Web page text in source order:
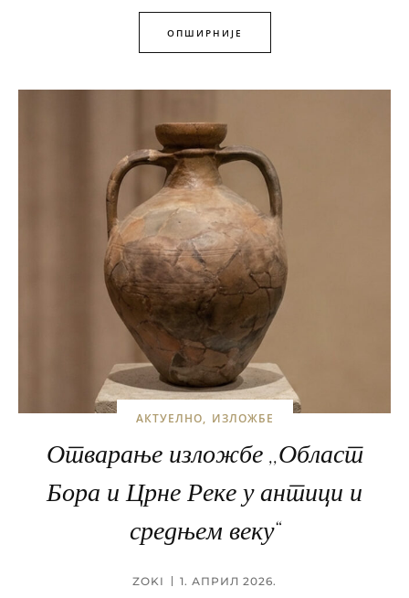
ОПШИРНИЈЕ
АКТУЕЛНО ИЗЛОЖБЕ
Отварање изложбе ,,Област
Бора и Црне Реке у антици и
средњем веку“
ZOKI 1. АПРИЛ 2026.